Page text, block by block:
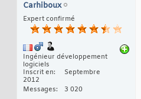
Carhiboux
Expert confirmé
Ingénieur développement
logiciels
Inscrit en
Septembre
2012
Messages
3 020